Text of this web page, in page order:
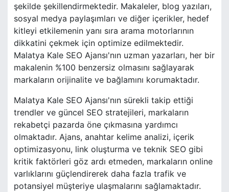
şekilde şekillendirmektedir. Makaleler, blog yazıları,
sosyal medya paylaşımları ve diğer içerikler, hedef
kitleyi etkilemenin yanı sıra arama motorlarının
dikkatini çekmek için optimize edilmektedir.
Malatya Kale SEO Ajansı'nın uzman yazarları, her bir
makalenin %100 benzersiz olmasını sağlayarak
markaların orijinalite ve bağlamını korumaktadır.
Malatya Kale SEO Ajansı'nın sürekli takip ettiği
trendler ve güncel SEO stratejileri, markaların
rekabetçi pazarda öne çıkmasına yardımcı
olmaktadır. Ajans, anahtar kelime analizi, içerik
optimizasyonu, link oluşturma ve teknik SEO gibi
kritik faktörleri göz ardı etmeden, markaların online
varlıklarını güçlendirerek daha fazla trafik ve
potansiyel müşteriye ulaşmalarını sağlamaktadır.